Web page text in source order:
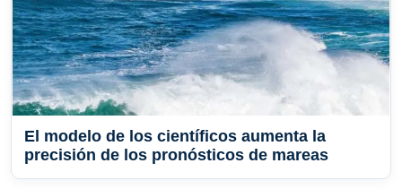
El modelo de los científicos aumenta la
precisión de los pronósticos de mareas